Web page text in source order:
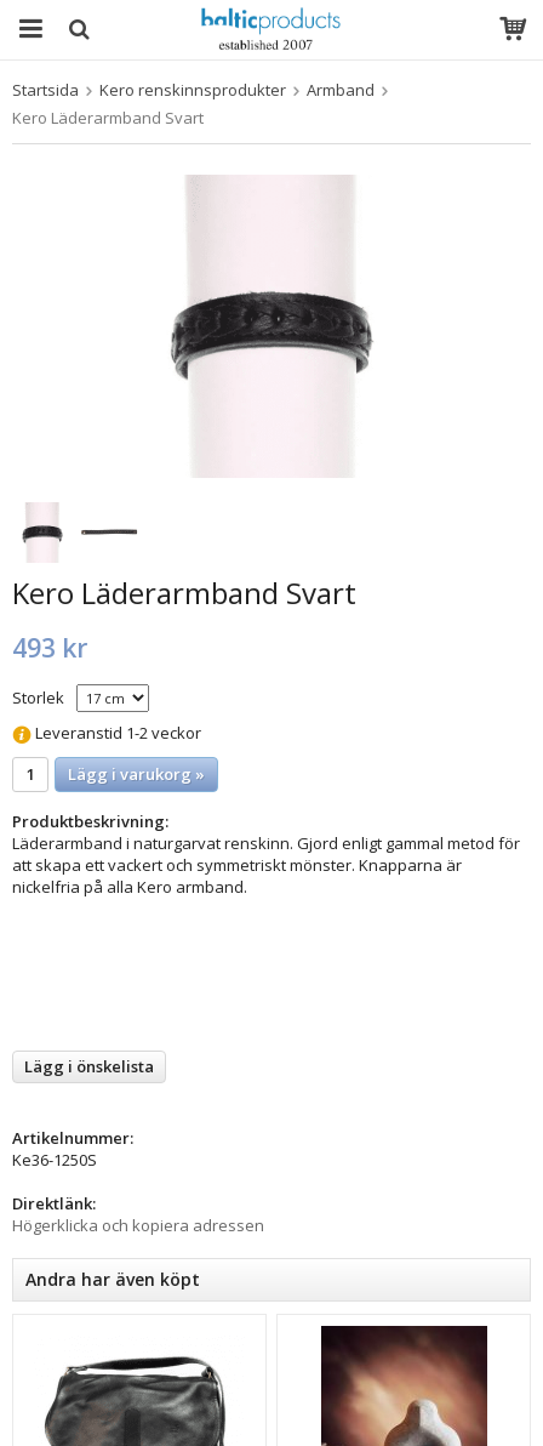
Produkten har blivit tillagd i varukorgen
Startsida Kero renskinnsprodukter
Armband
Kero Läderarmband Svart
Kero Läderarmband Svart
493 kr
Storlek
Leveranstid 1-2 veckor
Lägg i varukorg »
Produktbeskrivning:
Läderarmband i naturgarvat renskinn. Gjord enligt gammal metod för
att skapa ett vackert och symmetriskt mönster. Knapparna är
nickelfria på alla Kero armband.
Lägg i önskelista
Artikelnummer:
Ke36-1250S
Direktlänk:
Högerklicka och kopiera adressen
Andra har även köpt